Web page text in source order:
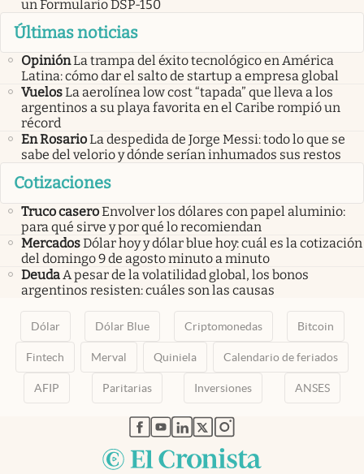
un Formulario DSP-150
Últimas noticias
OpiniónLa trampa del éxito tecnológico en América
Latina: cómo dar el salto de startup a empresa global
VuelosLa aerolínea low cost “tapada” que lleva a los
argentinos a su playa favorita en el Caribe rompió un
récord
En RosarioLa despedida de Jorge Messi: todo lo que se
sabe del velorio y dónde serían inhumados sus restos
Cotizaciones
Truco caseroEnvolver los dólares con papel aluminio:
para qué sirve y por qué lo recomiendan
MercadosDólar hoy y dólar blue hoy: cuál es la cotización
del domingo 9 de agosto minuto a minuto
Deuda A pesar de la volatilidad global, los bonos
argentinos resisten: cuáles son las causas
Dólar Dólar Blue Criptomonedas Bitcoin
Fintech Merval Quiniela Calendario de feriados
AFIP Paritarias Inversiones ANSES
abre en nueva pestaña
abre en nueva pestaña
abre en nueva pestaña
abre en nueva pestaña
abre en nueva pestaña